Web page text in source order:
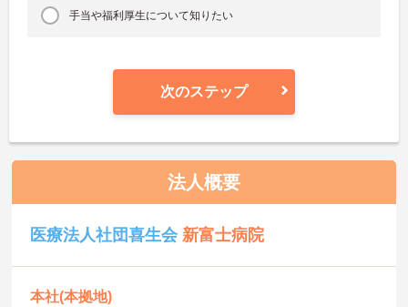
手当や福利厚生について知りたい
次のステップ
法人概要
医療法人社団喜生会 新富士病院
本社(本拠地)